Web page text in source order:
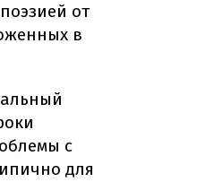
от
в
с
для